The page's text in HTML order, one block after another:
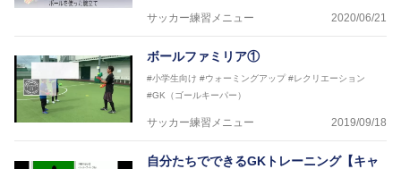
サッカー練習メニュー 2020/06/21
ボールファミリア①
#小学生向け #ウォーミングアップ #レクリエーション
#GK（ゴールキーパー）
サッカー練習メニュー 2019/09/18
自分たちでできるGKトレーニング【キャ